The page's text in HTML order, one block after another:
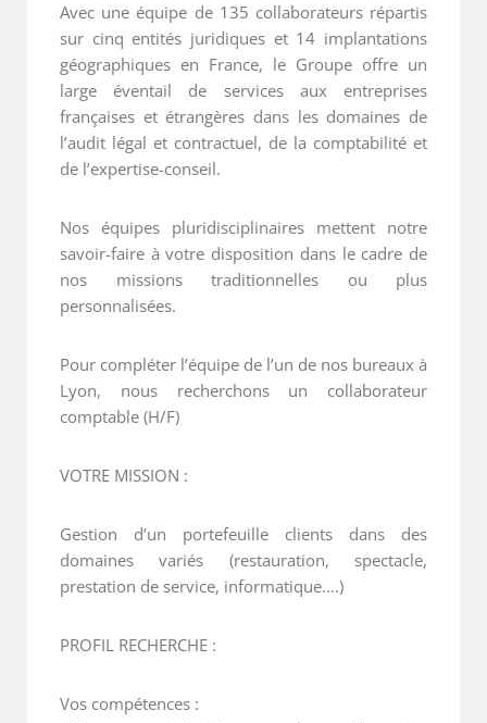
Avec une équipe de 135 collaborateurs répartis
sur cinq entités juridiques et 14 implantations
géographiques en France, le Groupe offre un
large éventail de services aux entreprises
françaises et étrangères dans les domaines de
l’audit légal et contractuel, de la comptabilité et
de l’expertise-conseil.
Nos équipes pluridisciplinaires mettent notre
savoir-faire à votre disposition dans le cadre de
nos missions traditionnelles ou plus
personnalisées.
Pour compléter l’équipe de l’un de nos bureaux à
Lyon, nous recherchons un collaborateur
comptable (H/F)
VOTRE MISSION :
Gestion d’un portefeuille clients dans des
domaines variés (restauration, spectacle,
prestation de service, informatique….)
PROFIL RECHERCHE :
Vos compétences :